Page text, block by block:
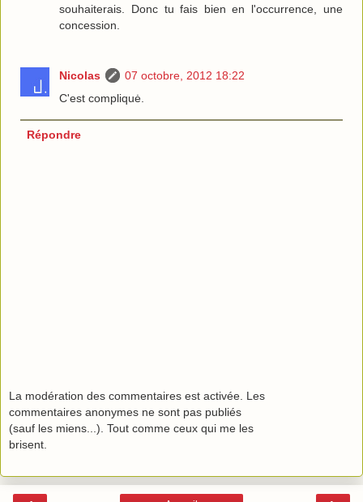
souhaiterais. Donc tu fais bien en l'occurrence, une
concession.
Nicolas
07 octobre, 2012 18:22
C'est compliquė.
Répondre
La modération des commentaires est activée. Les
commentaires anonymes ne sont pas publiés
(sauf les miens...). Tout comme ceux qui me les
brisent.